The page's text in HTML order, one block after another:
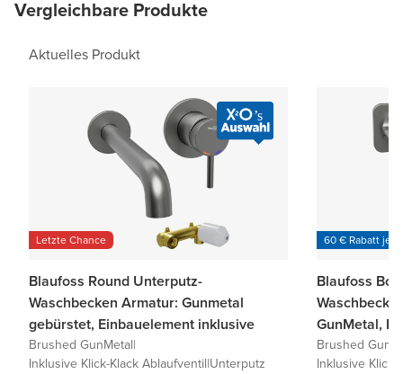
Vergleichbare Produkte
Aktuelles Produkt
Letzte Chance
Blaufoss Round Unterputz-
Waschbecken Armatur: Gunmetal
gebürstet, Einbauelement inklusive
Brushed GunMetal|
Inklusive Klick-Klack Ablaufventil|Unterputz
60 € Rabatt je
Blaufoss
GunMetal,
Brushed
Inklusive